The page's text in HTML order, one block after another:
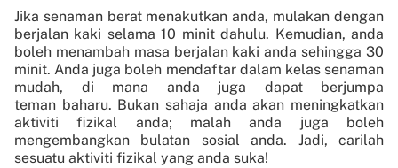
Jika senaman berat menakutkan anda, mulakan dengan
berjalan kaki selama 10 minit dahulu. Kemudian, anda
boleh menambah masa berjalan kaki anda sehingga 30
minit. Anda juga boleh mendaftar dalam kelas senaman
mudah, di mana anda juga dapat berjumpa
teman baharu. Bukan sahaja anda akan meningkatkan
aktiviti fizikal anda; malah anda juga boleh
mengembangkan bulatan sosial anda. Jadi, carilah
sesuatu aktiviti fizikal yang anda suka!